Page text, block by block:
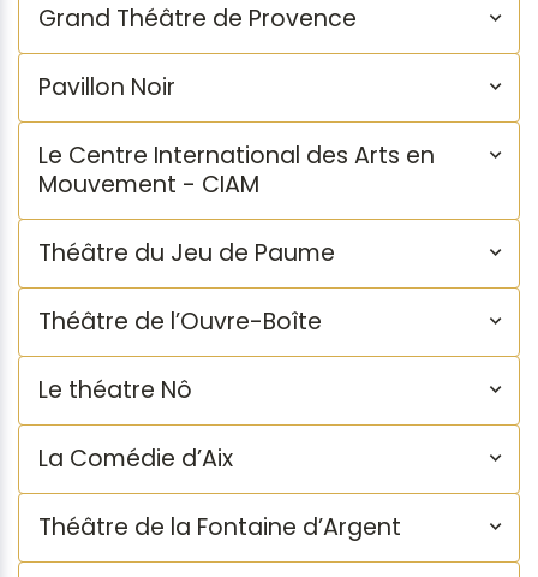
Grand Théâtre de Provence
Pavillon Noir
Le Centre International des Arts en
Mouvement - CIAM
Théâtre du Jeu de Paume
Théâtre de l’Ouvre-Boîte
Le théatre Nô
La Comédie d’Aix
Théâtre de la Fontaine d’Argent